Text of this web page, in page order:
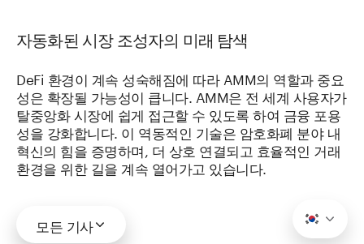
자동화된 시장 조성자의 미래 탐색
DeFi 환경이 계속 성숙해짐에 따라 AMM의 역할과 중요
성은 확장될 가능성이 큽니다. AMM은 전 세계 사용자가
탈중앙화 시장에 쉽게 접근할 수 있도록 하여 금융 포용
성을 강화합니다. 이 역동적인 기술은 암호화폐 분야 내
혁신의 힘을 증명하며, 더 상호 연결되고 효율적인 거래
환경을 위한 길을 계속 열어가고 있습니다.
모든 기사